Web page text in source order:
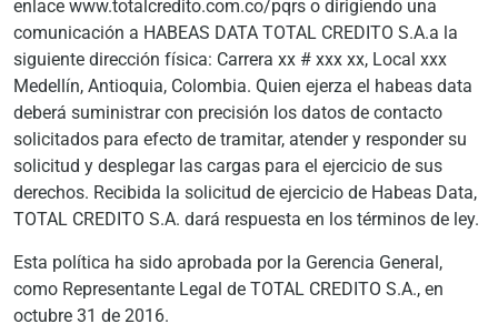
enlace www.totalcredito.com.co/pqrs o dirigiendo una
comunicación a HABEAS DATA TOTAL CREDITO S.A.a la
siguiente dirección física: Carrera xx # xxx xx, Local xxx
Medellín, Antioquia, Colombia. Quien ejerza el habeas data
deberá suministrar con precisión los datos de contacto
solicitados para efecto de tramitar, atender y responder su
solicitud y desplegar las cargas para el ejercicio de sus
derechos. Recibida la solicitud de ejercicio de Habeas Data,
TOTAL CREDITO S.A. dará respuesta en los términos de ley.
Esta política ha sido aprobada por la Gerencia General,
como Representante Legal de TOTAL CREDITO S.A., en
octubre 31 de 2016.